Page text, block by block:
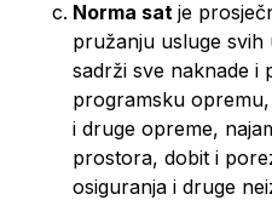
Norma sat je
pružanju usluge
sadrži sve naknade i
programsku
i druge opreme,
prostora, dobit i
osiguranja i druge